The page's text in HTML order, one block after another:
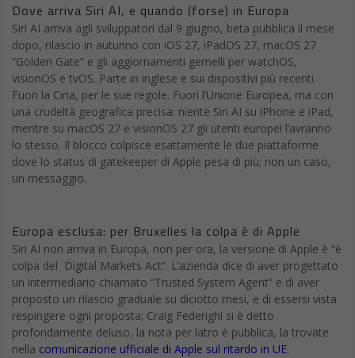
Dove arriva Siri AI, e quando (forse) in Europa
Siri AI arriva agli sviluppatori dal 9 giugno, beta pubblica il mese
dopo, rilascio in autunno con iOS 27, iPadOS 27, macOS 27
“Golden Gate” e gli aggiornamenti gemelli per watchOS,
visionOS e tvOS. Parte in inglese e sui dispositivi più recenti.
Fuori la Cina, per le sue regole. Fuori l’Unione Europea, ma con
una crudeltà geografica precisa: niente Siri AI su iPhone e iPad,
mentre su macOS 27 e visionOS 27 gli utenti europei l’avranno
lo stesso. Il blocco colpisce esattamente le due piattaforme
dove lo status di gatekeeper di Apple pesa di più; non un caso,
un messaggio.
Europa esclusa: per Bruxelles la colpa è di Apple
Siri AI non arriva in Europa, non per ora, la versione di Apple è “è
colpa del Digital Markets Act”. L’azienda dice di aver progettato
un intermediario chiamato “Trusted System Agent” e di aver
proposto un rilascio graduale su diciotto mesi, e di essersi vista
respingere ogni proposta; Craig Federighi si è detto
profondamente deluso, la nota per latro è pubblica, la trovate
nella comunicazione ufficiale di Apple sul ritardo in UE.